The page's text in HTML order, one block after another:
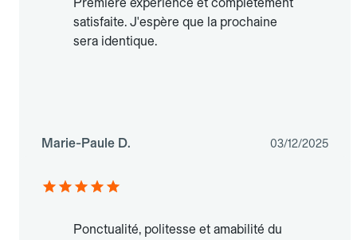
satisfaite. J'espère que la prochaine
sera identique.
Marie-Paule D. 03/12/2025
Ponctualité, politesse et amabilité du